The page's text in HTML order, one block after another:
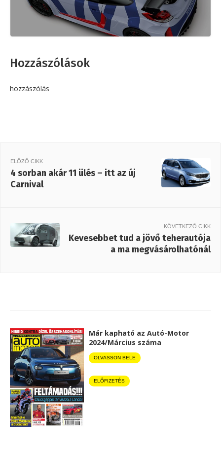
Hozzászólások
hozzászólás
ELŐZŐ CIKK
4 sorban akár 11 ülés – itt az új
Carnival
KÖVETKEZŐ CIKK
Kevesebbet tud a jövő teherautója
a ma megvásárolhatónál
Már kapható az Autó-Motor
2024/Március száma
OLVASSON BELE
ELŐFIZETÉS